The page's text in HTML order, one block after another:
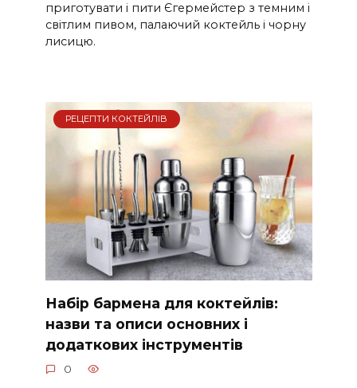
приготувати і пити Єгермейстер з темним і
світлим пивом, палаючий коктейль і чорну
лисицю.
РЕЦЕПТИ КОКТЕЙЛІВ
Набір бармена для коктейлів:
назви та описи основних і
додаткових інструментів
0